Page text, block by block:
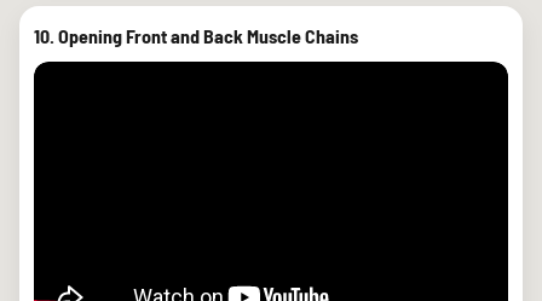
10. Opening Front and Back Muscle Chains